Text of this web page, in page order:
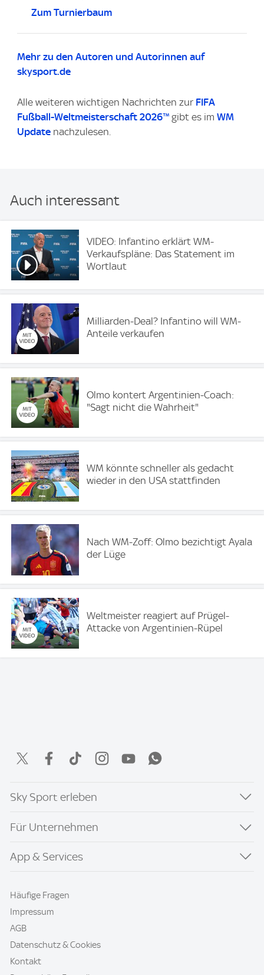
Zum Turnierbaum
Mehr zu den Autoren und Autorinnen auf
skysport.de
Alle weiteren wichtigen Nachrichten zur FIFA
Fußball-Weltmeisterschaft 2026™ gibt es im WM
Update nachzulesen.
Auch interessant
VIDEO: Infantino erklärt WM-
Verkaufspläne: Das Statement im
Wortlaut
Milliarden-Deal? Infantino will WM-
Anteile verkaufen
Olmo kontert Argentinien-Coach:
"Sagt nicht die Wahrheit"
WM könnte schneller als gedacht
wieder in den USA stattfinden
Nach WM-Zoff: Olmo bezichtigt Ayala
der Lüge
Weltmeister reagiert auf Prügel-
Attacke von Argentinien-Rüpel
Sky Sport erleben
Für Unternehmen
App & Services
Häufige Fragen
Impressum
AGB
Datenschutz & Cookies
Kontakt